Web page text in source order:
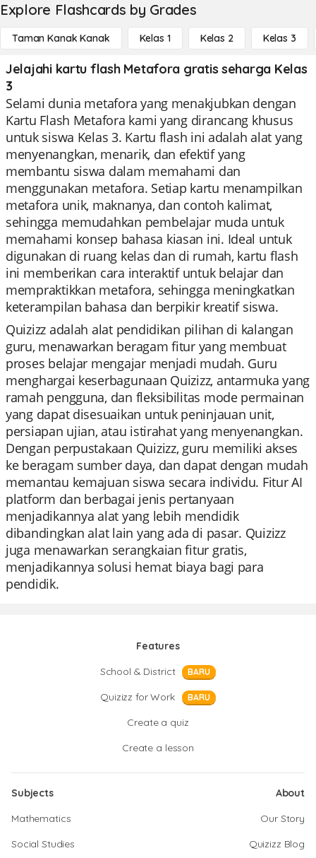
Explore Flashcards by Grades
Taman Kanak Kanak Kelas 1 Kelas 2 Kelas 3
Jelajahi kartu flash Metafora gratis seharga Kelas
3
Selami dunia metafora yang menakjubkan dengan
Kartu Flash Metafora kami yang dirancang khusus
untuk siswa Kelas 3. Kartu flash ini adalah alat yang
menyenangkan, menarik, dan efektif yang
membantu siswa dalam memahami dan
menggunakan metafora. Setiap kartu menampilkan
metafora unik, maknanya, dan contoh kalimat,
sehingga memudahkan pembelajar muda untuk
memahami konsep bahasa kiasan ini. Ideal untuk
digunakan di ruang kelas dan di rumah, kartu flash
ini memberikan cara interaktif untuk belajar dan
mempraktikkan metafora, sehingga meningkatkan
keterampilan bahasa dan berpikir kreatif siswa.
Quizizz adalah alat pendidikan pilihan di kalangan
guru, menawarkan beragam fitur yang membuat
proses belajar mengajar menjadi mudah. Guru
menghargai keserbagunaan Quizizz, antarmuka yang
ramah pengguna, dan fleksibilitas mode permainan
yang dapat disesuaikan untuk peninjauan unit,
persiapan ujian, atau istirahat yang menyenangkan.
Dengan perpustakaan Quizizz, guru memiliki akses
ke beragam sumber daya, dan dapat dengan mudah
memantau kemajuan siswa secara individu. Fitur AI
platform dan berbagai jenis pertanyaan
menjadikannya alat yang lebih mendidik
dibandingkan alat lain yang ada di pasar. Quizizz
juga menawarkan serangkaian fitur gratis,
menjadikannya solusi hemat biaya bagi para
pendidik.
Features
School & District
BARU
Quizizz for Work BARU
Create a quiz
Create a lesson
Subjects
Mathematics
Social Studies
About
Our Story
Quizizz Blog